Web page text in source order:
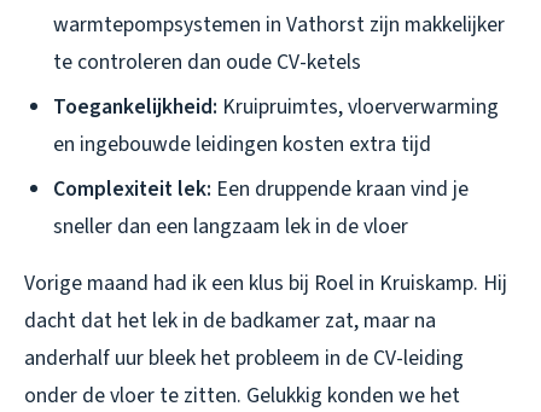
warmtepompsystemen in Vathorst zijn makkelijker
te controleren dan oude CV-ketels
Toegankelijkheid: Kruipruimtes, vloerverwarming
en ingebouwde leidingen kosten extra tijd
Complexiteit lek: Een druppende kraan vind je
sneller dan een langzaam lek in de vloer
Vorige maand had ik een klus bij Roel in Kruiskamp. Hij
dacht dat het lek in de badkamer zat, maar na
anderhalf uur bleek het probleem in de CV-leiding
onder de vloer te zitten. Gelukkig konden we het